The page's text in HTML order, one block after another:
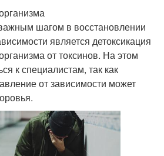
шагом в восстановлении
является детоксикация
от токсинов. На этом
к специалистам, так как
от зависимости может